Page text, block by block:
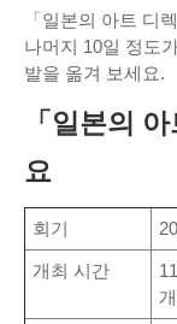
「일본의 아트 디
나머지 10일 정도
발을 옮겨 보세요.
「일본의
요
회기
개최 시간